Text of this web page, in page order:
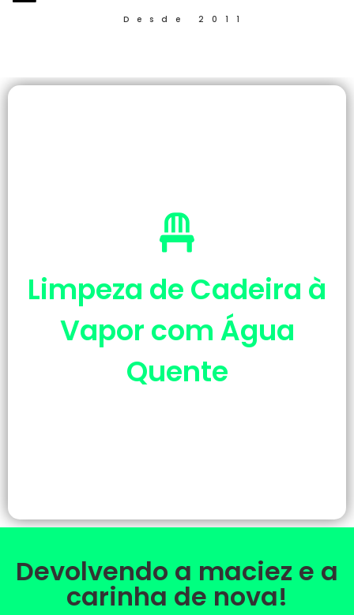
Desde 2011
Limpeza de Cadeira à
Vapor com Água
Quente
Devolvendo a maciez e a
carinha de nova!